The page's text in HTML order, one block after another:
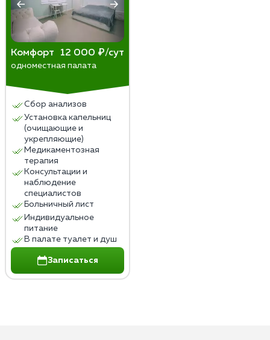
Комфорт 12 000 ₽/сут
одноместная палата
Сбор анализов
Установка капельниц
(очищающие и
укрепляющие)
Медикаментозная
терапия
Консультации и
наблюдение
специалистов
Больничный лист
Индивидуальное
питание
В палате туалет и душ
Записаться